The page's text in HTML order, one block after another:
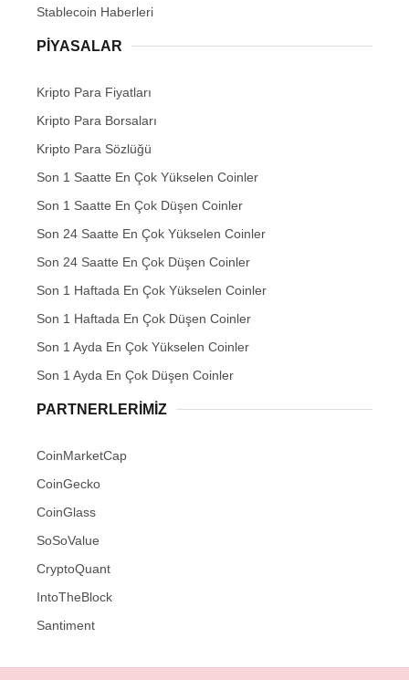
Stablecoin Haberleri
PIYASALAR
Kripto Para Fiyatları
Kripto Para Borsaları
Kripto Para Sözlüğü
Son 1 Saatte En Çok Yükselen Coinler
Son 1 Saatte En Çok Düşen Coinler
Son 24 Saatte En Çok Yükselen Coinler
Son 24 Saatte En Çok Düşen Coinler
Son 1 Haftada En Çok Yükselen Coinler
Son 1 Haftada En Çok Düşen Coinler
Son 1 Ayda En Çok Yükselen Coinler
Son 1 Ayda En Çok Düşen Coinler
PARTNERLERIMIZ
CoinMarketCap
CoinGecko
CoinGlass
SoSoValue
CryptoQuant
IntoTheBlock
Santiment